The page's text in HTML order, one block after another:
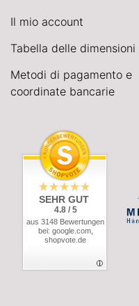
Il mio account
Tabella delle dimensioni
Metodi di pagamento e
coordinate bancarie
SEHR GUT
4.8 / 5
aus 3148 Bewertungen
bei: google.com,
shopvote.de